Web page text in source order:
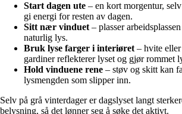
Start dagen ute – en kort morgentur,
gi energi for resten av dagen.
Sitt nær vinduet– plasser
naturlig lys.
Bruk lyse farger i interiøret– hvite eller
gardiner reflekterer lyset og gjør rommet
Hold vinduene rene – støv og skitt kan
lysmengden som slipper inn.
Selv på grå vinterdager er dagslyset langt
belysning, så det lønner seg å søke det aktivt.